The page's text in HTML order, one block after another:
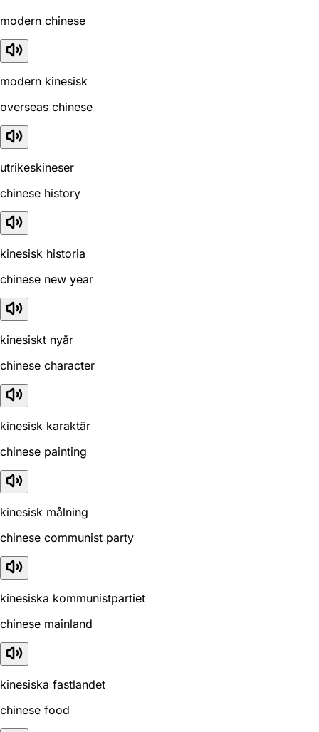
modern chinese
modern kinesisk
overseas chinese
utrikeskineser
chinese history
kinesisk historia
chinese new year
kinesiskt nyår
chinese character
kinesisk karaktär
chinese painting
kinesisk målning
chinese communist party
kinesiska kommunistpartiet
chinese mainland
kinesiska fastlandet
chinese food